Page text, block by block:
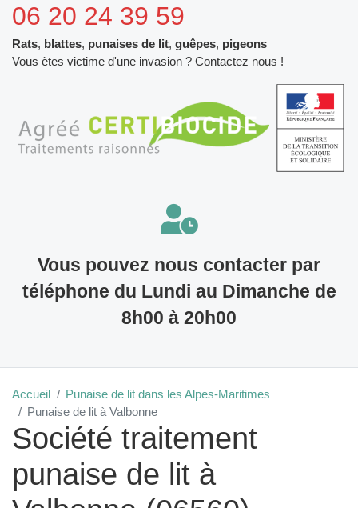
06 20 24 39 59
Rats, blattes, punaises de lit, guêpes, pigeons
Vous ètes victime d'une invasion ? Contactez nous !
Vous pouvez nous contacter par
téléphone du Lundi au Dimanche de
8h00 à 20h00
Accueil
Punaise de lit dans les Alpes-Maritimes
Punaise de lit à Valbonne
Société traitement
punaise de lit à